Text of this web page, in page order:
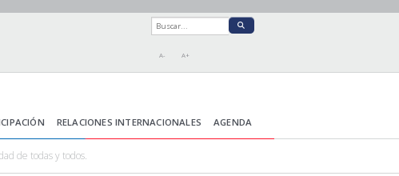
A- A+
RELACIONES INTERNACIONALES AGENDA
de todas y todos.